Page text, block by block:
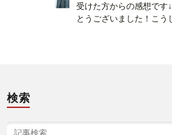
受けた方からの感想です
とうございました！こ
検索